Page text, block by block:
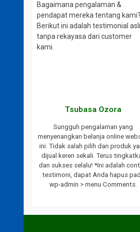
Bagaimana pengalaman &
pendapat mereka tentang kami?
Berikut ini adalah testimonial asli
tanpa rekayasa dari customer
kami.
Tsubasa Ozora
Sungguh pengalaman yang
menyenangkan belanja online
ini. Tidak salah pilih dan produk
dijual keren sekali. Terus
dan sukses selalu! *Ini adalah
testimoni, dapat Anda hapus
wp-admin > menu Comments.